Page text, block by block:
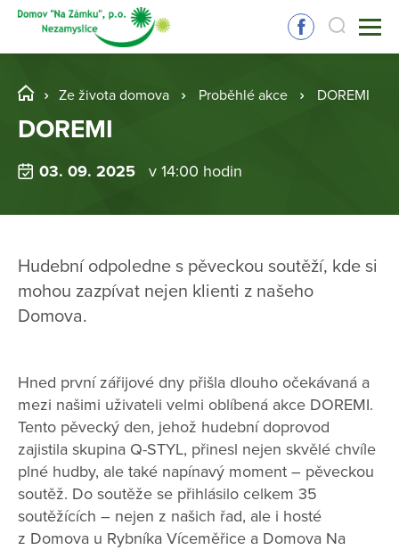
Ze života domova Proběhlé akce DOREMI
DOREMI
03. 09. 2025 v 14:00 hodin
Hudební odpoledne s pěveckou soutěží, kde si
mohou zazpívat nejen klienti z našeho
Domova.
Hned první zářijové dny přišla dlouho očekávaná a
mezi našimi uživateli velmi oblíbená akce DOREMI.
Tento pěvecký den, jehož hudební doprovod
zajistila skupina Q-STYL, přinesl nejen skvělé chvíle
plné hudby, ale také napínavý moment – pěveckou
soutěž. Do soutěže se přihlásilo celkem 35
soutěžících – nejen z našich řad, ale i hosté
z Domova u Rybníka Víceměřice a Domova Na